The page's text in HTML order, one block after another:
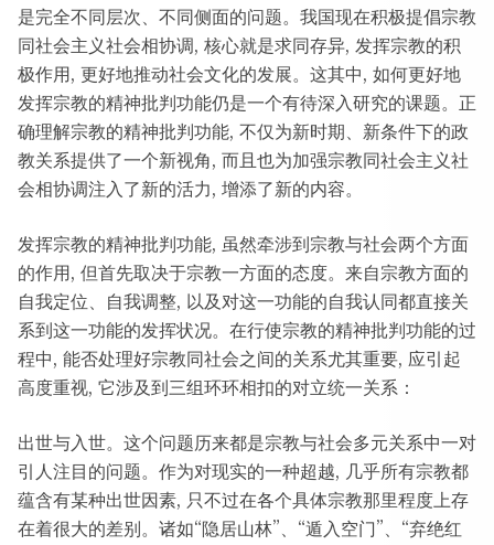
是完全不同层次、不同侧面的问题。我国现在积极提倡宗教
同社会主义社会相协调, 核心就是求同存异, 发挥宗教的积
极作用, 更好地推动社会文化的发展。这其中, 如何更好地
发挥宗教的精神批判功能仍是一个有待深入研究的课题。正
确理解宗教的精神批判功能, 不仅为新时期、新条件下的政
教关系提供了一个新视角, 而且也为加强宗教同社会主义社
会相协调注入了新的活力, 增添了新的内容。
发挥宗教的精神批判功能, 虽然牵涉到宗教与社会两个方面
的作用, 但首先取决于宗教一方面的态度。来自宗教方面的
自我定位、自我调整, 以及对这一功能的自我认同都直接关
系到这一功能的发挥状况。在行使宗教的精神批判功能的过
程中, 能否处理好宗教同社会之间的关系尤其重要, 应引起
高度重视, 它涉及到三组环环相扣的对立统一关系：
出世与入世。这个问题历来都是宗教与社会多元关系中一对
引人注目的问题。作为对现实的一种超越, 几乎所有宗教都
蕴含有某种出世因素, 只不过在各个具体宗教那里程度上存
在着很大的差别。诸如“隐居山林”、“遁入空门”、“弃绝红